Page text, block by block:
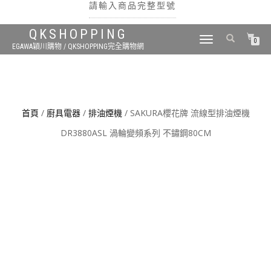
請輸入商品完整型號
QKSHOPPING
EGAWA穎川購物 / QKSHOPPING完全購物網
TOGGLE
0
首頁 / 廚具電器/ 排油煙機/ SAKURA櫻花牌 流線型排油煙機
DR3880ASL 渦輪變頻系列 不鏽鋼80CM